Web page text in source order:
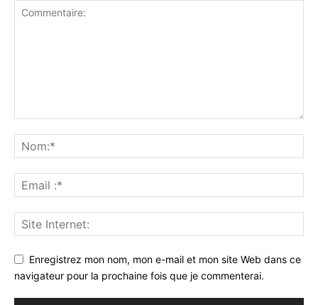
Enregistrez mon nom, mon e-mail et mon site Web dans ce
navigateur pour la prochaine fois que je commenterai.